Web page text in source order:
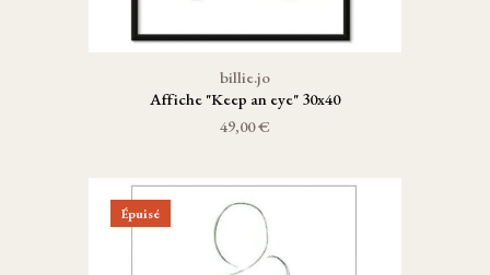
billie.jo
Affiche "Keep an eye" 30x40
49,00 €
Épuisé